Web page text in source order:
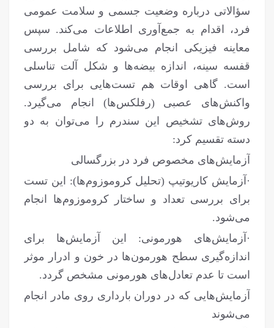
سؤالاتی درباره وضعیت جسمی و سلامت عمومی
فرد، اقدام به جمع‌آوری اطلاعات می‌کند. سپس
معاینه فیزیکی انجام می‌شود که شامل بررسی
قفسه سینه، اندازه بیضه‌ها و شکل آلت تناسلی
است. گاهی اوقات هم تست‌هایی برای بررسی
واکنش‌های عصبی (رفلکس‌ها) انجام می‌گیرد.
روش‌های تشخیص این سندرم را می‌توان به دو
دسته تقسیم کرد:
آزمایش‌های مخصوص فرد در بزرگسالی
·آزمایش کاریوتیپ (تحلیل کروموزوم‌ها): این تست
برای بررسی تعداد و ساختار کروموزوم‌ها انجام
می‌شود.
·آزمایش‌های هورمونی: این آزمایش‌ها برای
اندازه‌گیری سطح هورمون‌ها در خون و ادرار موثر
است تا عدم تعادل‌های هورمونی مشخص گردد.
آزمایش‌هایی که در دوران بارداری روی مادر انجام
می‌شوند